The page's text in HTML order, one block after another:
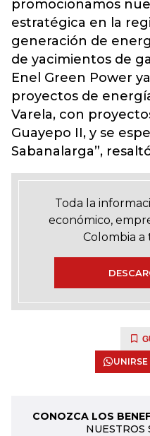
promocionamos
estratégica en la
generación de
de yacimientos de
Enel Green Power
proyectos de
Varela, con
Guayepo II, y se
Sabanalarga”,
Toda la
económico,
Colombia a
CONOZCA LOS
NUESTROS